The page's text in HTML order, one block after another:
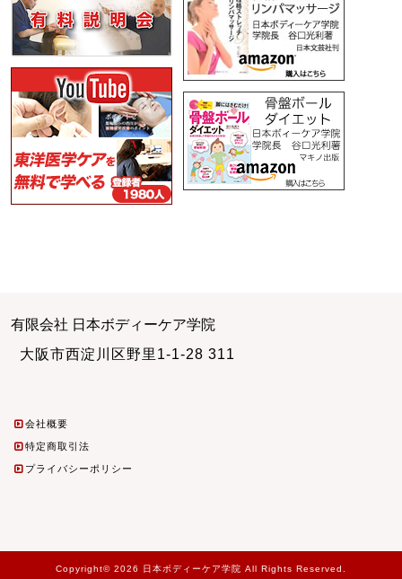
有限会社 日本ボディーケア学院
大阪市西淀川区野里1-1-28 311
会社概要
特定商取引法
プライバシーポリシー
Copyright© 2026 日本ボディーケア学院 All Rights Reserved.